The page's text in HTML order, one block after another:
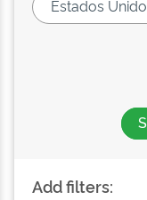
Add filters: